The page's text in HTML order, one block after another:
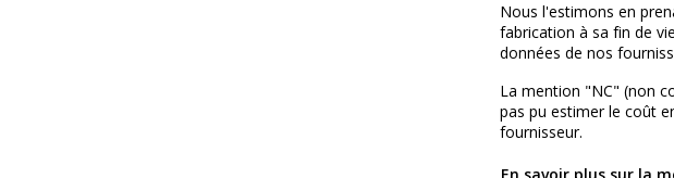
Nous l'estimons en
fabrication à sa fin de
données de nos
La mention "NC" (non
pas pu estimer le coût
fournisseur.
En savoir plus sur la